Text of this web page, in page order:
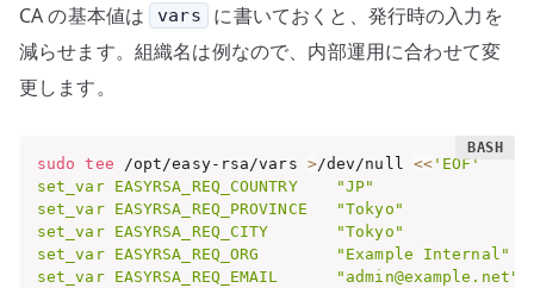
CA の基本値は vars
に書いておくと、発行時の入力を
減らせます。組織名は例なので、内部運用に合わせて変
更します。
sudo tee /opt/easy-rsa/vars >/dev/null << 'EOF'
set_var EASYRSA_REQ_COUNTRY    "JP"
set_var EASYRSA_REQ_PROVINCE   "Tokyo"
set_var EASYRSA_REQ_CITY       "Tokyo"
set_var EASYRSA_REQ_ORG        "Example Internal"
set_var EASYRSA_REQ_EMAIL      "admin@example.net"